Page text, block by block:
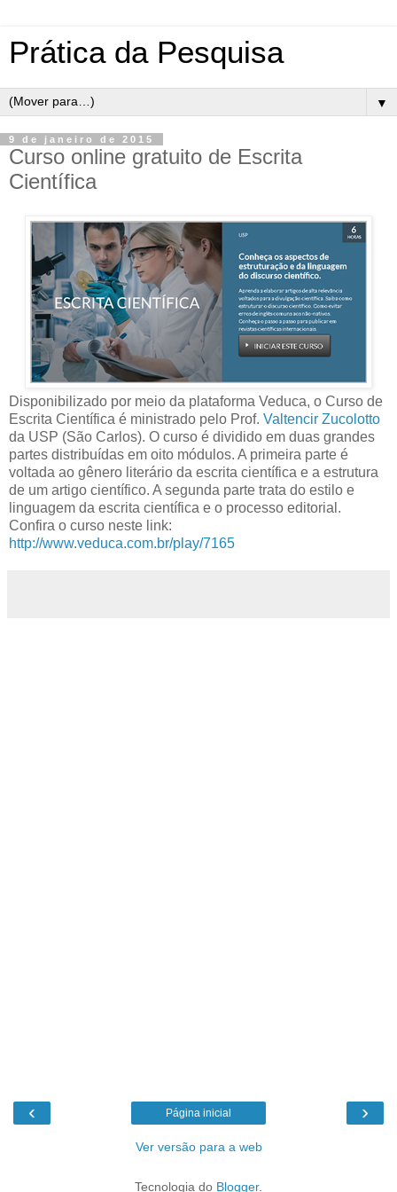
Prática da Pesquisa
▼
9 de janeiro de 2015
Curso online gratuito de Escrita
Científica
Disponibilizado por meio da plataforma Veduca, o Curso de
Escrita Científica é ministrado pelo Prof. Valtencir Zucolotto
da USP (São Carlos). O curso é dividido em duas grandes
partes distribuídas em oito módulos. A primeira parte é
voltada ao gênero literário da escrita científica e a estrutura
de um artigo científico. A segunda parte trata do estilo e
linguagem da escrita científica e o processo editorial.
Confira o curso neste link:
http://www.veduca.com.br/play/7165
‹ ›
Página inicial
Ver versão para a web
Tecnologia do Blogger.